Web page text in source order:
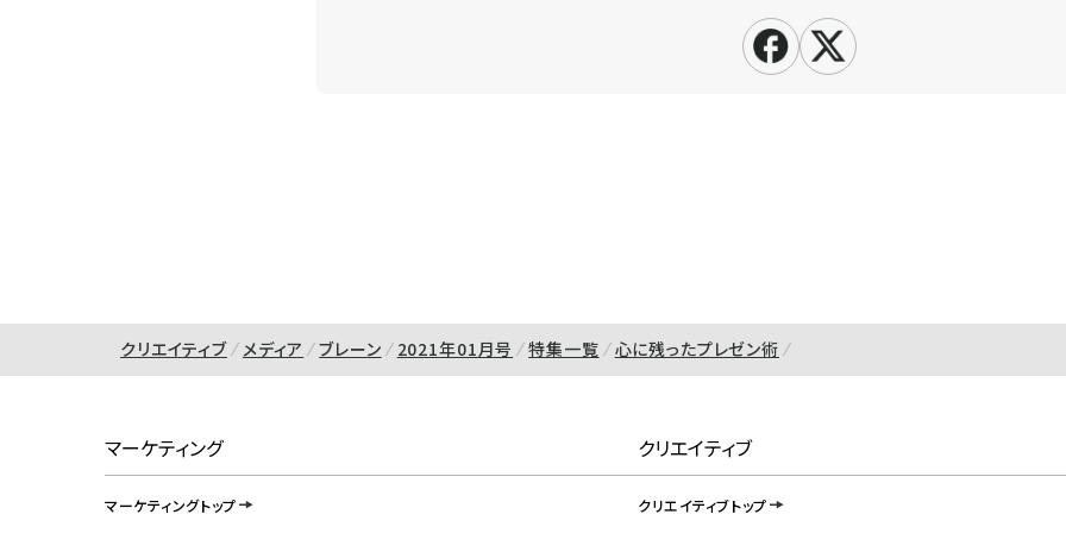
クリエイティブ メディア ブレーン 2021年01月号 特集一覧 心に残ったプレゼン術
マーケティング
マーケティングトップ
クリエイティブ
クリエイティブトップ